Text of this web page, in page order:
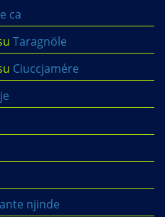
ca
Taragnöle
Ciuccjamére
njinde